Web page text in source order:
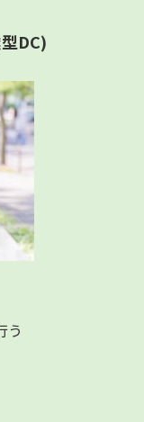
DC)
う